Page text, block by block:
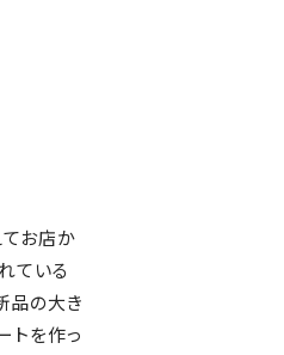
お店か
ている
品の大き
トを作っ